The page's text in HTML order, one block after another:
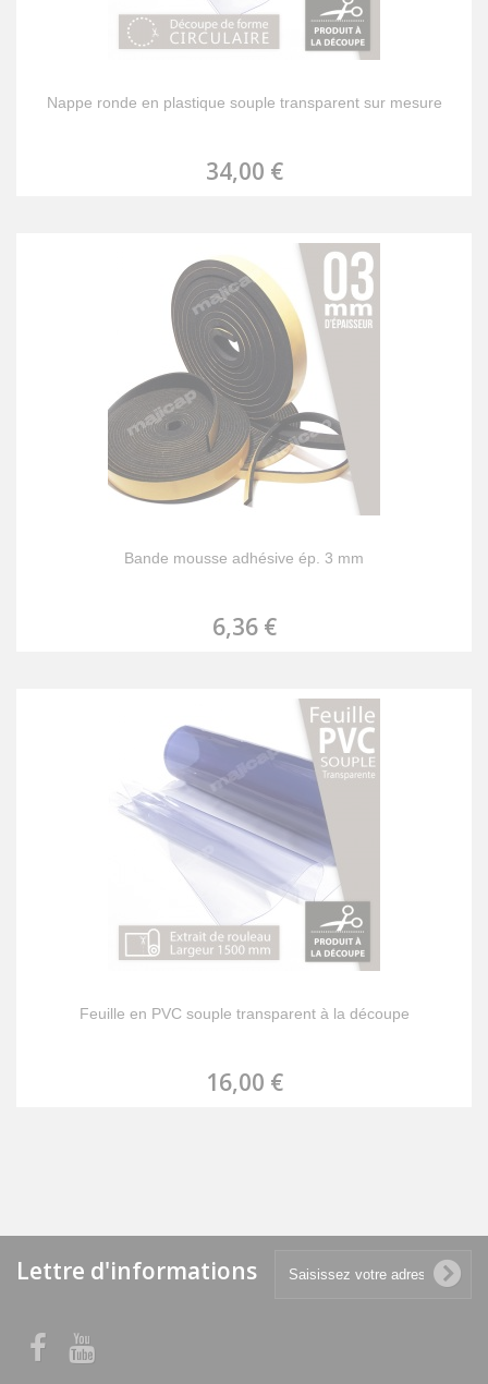
Nappe ronde en plastique souple transparent sur mesure
34,00 €
Bande mousse adhésive ép. 3 mm
6,36 €
Feuille en PVC souple transparent à la découpe
16,00 €
Lettre d'informations